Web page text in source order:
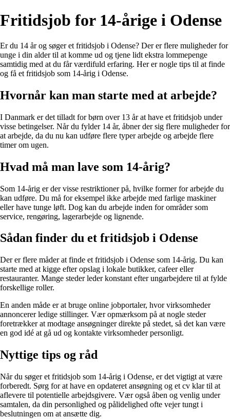
Fritidsjob for 14-årige i Odense
Er du 14 år og søger et fritidsjob i Odense? Der er flere muligheder for
unge i din alder til at komme ud og tjene lidt ekstra lommepenge
samtidig med at du får værdifuld erfaring. Her er nogle tips til at finde
og få et fritidsjob som 14-årig i Odense.
Hvornår kan man starte med at arbejde?
I Danmark er det tilladt for børn over 13 år at have et fritidsjob under
visse betingelser. Når du fylder 14 år, åbner der sig flere muligheder for
at arbejde, da du nu kan udføre flere typer arbejde og arbejde flere
timer om ugen.
Hvad må man lave som 14-årig?
Som 14-årig er der visse restriktioner på, hvilke former for arbejde du
kan udføre. Du må for eksempel ikke arbejde med farlige maskiner
eller have tunge løft. Dog kan du arbejde inden for områder som
service, rengøring, lagerarbejde og lignende.
Sådan finder du et fritidsjob i Odense
Der er flere måder at finde et fritidsjob i Odense som 14-årig. Du kan
starte med at kigge efter opslag i lokale butikker, cafeer eller
restauranter. Mange steder leder konstant efter ungarbejdere til at fylde
forskellige roller.
En anden måde er at bruge online jobportaler, hvor virksomheder
annoncerer ledige stillinger. Vær opmærksom på at nogle steder
foretrækker at modtage ansøgninger direkte på stedet, så det kan være
en god idé at gå ud og kontakte virksomheder personligt.
Nyttige tips og råd
Når du søger et fritidsjob som 14-årig i Odense, er det vigtigt at være
forberedt. Sørg for at have en opdateret ansøgning og et cv klar til at
aflevere til potentielle arbejdsgivere. Vær også åben og venlig under
samtalen, da din personlighed og pålidelighed ofte vejer tungt i
beslutningen om at ansætte dig.